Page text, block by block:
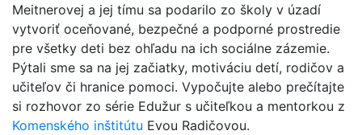
Meitnerovej a jej tímu sa podarilo zo školy v úzadí
vytvoriť oceňované, bezpečné a podporné prostredie
pre všetky deti bez ohľadu na ich sociálne zázemie.
Pýtali sme sa na jej začiatky, motiváciu detí, rodičov a
učiteľov či hranice pomoci. Vypočujte alebo prečítajte
si rozhovor zo série Edužur s učiteľkou a mentorkou z
Komenského inštitútu Evou Radičovou.